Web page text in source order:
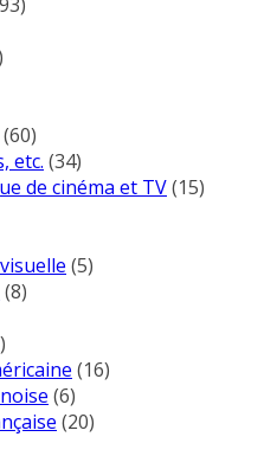
(60)
etc. (34)
de cinéma et TV(15)
(5)
(8)
(16)
(6)
(20)